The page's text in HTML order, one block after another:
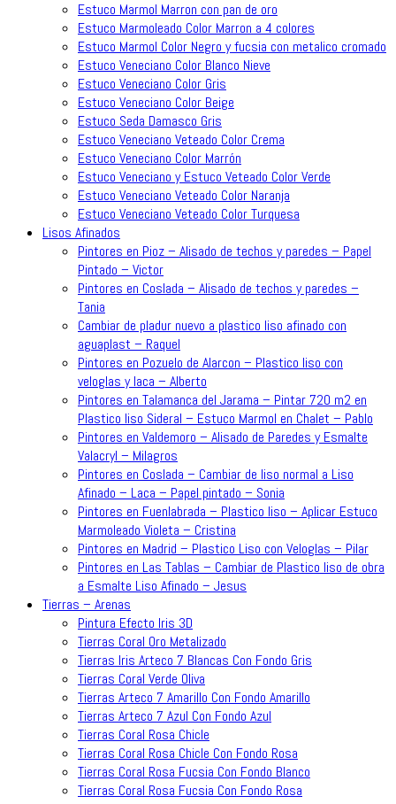
Estuco Marmol Marron con pan de oro
Estuco Marmoleado Color Marron a 4 colores
Estuco Marmol Color Negro y fucsia con metalico cromado
Estuco Veneciano Color Blanco Nieve
Estuco Veneciano Color Gris
Estuco Veneciano Color Beige
Estuco Seda Damasco Gris
Estuco Veneciano Veteado Color Crema
Estuco Veneciano Color Marrón
Estuco Veneciano y Estuco Veteado Color Verde
Estuco Veneciano Veteado Color Naranja
Estuco Veneciano Veteado Color Turquesa
Lisos Afinados
Pintores en Pioz – Alisado de techos y paredes – Papel
Pintado – Victor
Pintores en Coslada – Alisado de techos y paredes –
Tania
Cambiar de pladur nuevo a plastico liso afinado con
aguaplast – Raquel
Pintores en Pozuelo de Alarcon – Plastico liso con
veloglas y laca – Alberto
Pintores en Talamanca del Jarama – Pintar 720 m2 en
Plastico liso Sideral – Estuco Marmol en Chalet – Pablo
Pintores en Valdemoro – Alisado de Paredes y Esmalte
Valacryl – Milagros
Pintores en Coslada – Cambiar de liso normal a Liso
Afinado – Laca – Papel pintado – Sonia
Pintores en Fuenlabrada – Plastico liso – Aplicar Estuco
Marmoleado Violeta – Cristina
Pintores en Madrid – Plastico Liso con Veloglas – Pilar
Pintores en Las Tablas – Cambiar de Plastico liso de obra
a Esmalte Liso Afinado – Jesus
Tierras – Arenas
Pintura Efecto Iris 3D
Tierras Coral Oro Metalizado
Tierras Iris Arteco 7 Blancas Con Fondo Gris
Tierras Coral Verde Oliva
Tierras Arteco 7 Amarillo Con Fondo Amarillo
Tierras Arteco 7 Azul Con Fondo Azul
Tierras Coral Rosa Chicle
Tierras Coral Rosa Chicle Con Fondo Rosa
Tierras Coral Rosa Fucsia Con Fondo Blanco
Tierras Coral Rosa Fucsia Con Fondo Rosa